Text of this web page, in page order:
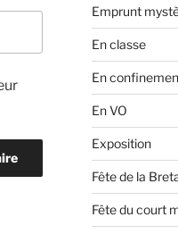
Emprunt
En classe
En
En VO
Exposition
Fête de la
Fête du court